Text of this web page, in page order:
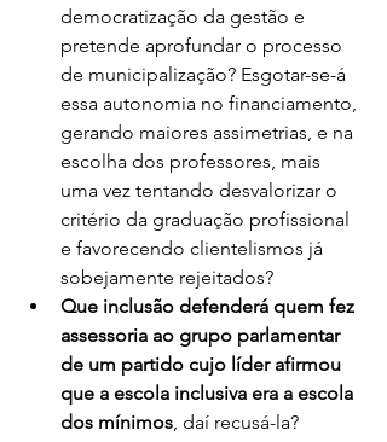
democratização da gestão e
pretende aprofundar o processo
de municipalização? Esgotar-se-á
essa autonomia no financiamento,
gerando maiores assimetrias, e na
escolha dos professores, mais
uma vez tentando desvalorizar o
critério da graduação profissional
e favorecendo clientelismos já
sobejamente rejeitados?
Que inclusão defenderá quem fez
assessoria ao grupo parlamentar
de um partido cujo líder afirmou
que a escola inclusiva era a escola
dos mínimos, daí recusá-la?